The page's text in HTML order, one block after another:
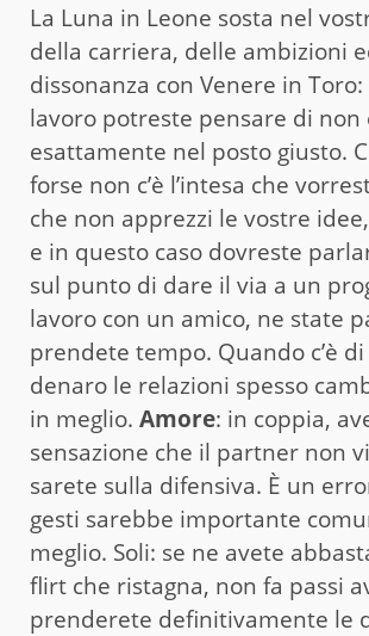
La Luna in Leone sosta nel
della carriera, delle ambizioni
dissonanza con Venere in Toro:
lavoro potreste pensare di non
esattamente nel posto giusto.
forse non c’è l’intesa che
che non apprezzi le vostre
e in questo caso dovreste
sul punto di dare il via a un
lavoro con un amico, ne state
prendete tempo. Quando c’è
denaro le relazioni spesso
in meglio. Amore: in coppia,
sensazione che il partner non
sarete sulla difensiva. È un
gesti sarebbe importante
meglio. Soli: se ne avete
flirt che ristagna, non fa passi
prenderete definitivamente le